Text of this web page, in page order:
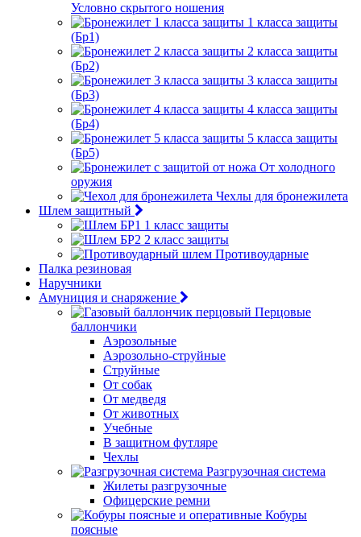
Условно скрытого ношения
1 класса защиты
(Бр1)
2 класса защиты
(Бр2)
3 класса защиты
(Бр3)
4 класса защиты
(Бр4)
5 класса защиты
(Бр5)
От холодного
оружия
Чехлы для бронежилета
Шлем защитный
1 класс защиты
2 класс защиты
Противоударные
Палка резиновая
Наручники
Амуниция и снаряжение
Перцовые
баллончики
Аэрозольные
Аэрозольно-струйные
Струйные
От собак
От медведя
От животных
Учебные
В защитном футляре
Чехлы
Разгрузочная система
Жилеты разгрузочные
Офицерские ремни
Кобуры
поясные